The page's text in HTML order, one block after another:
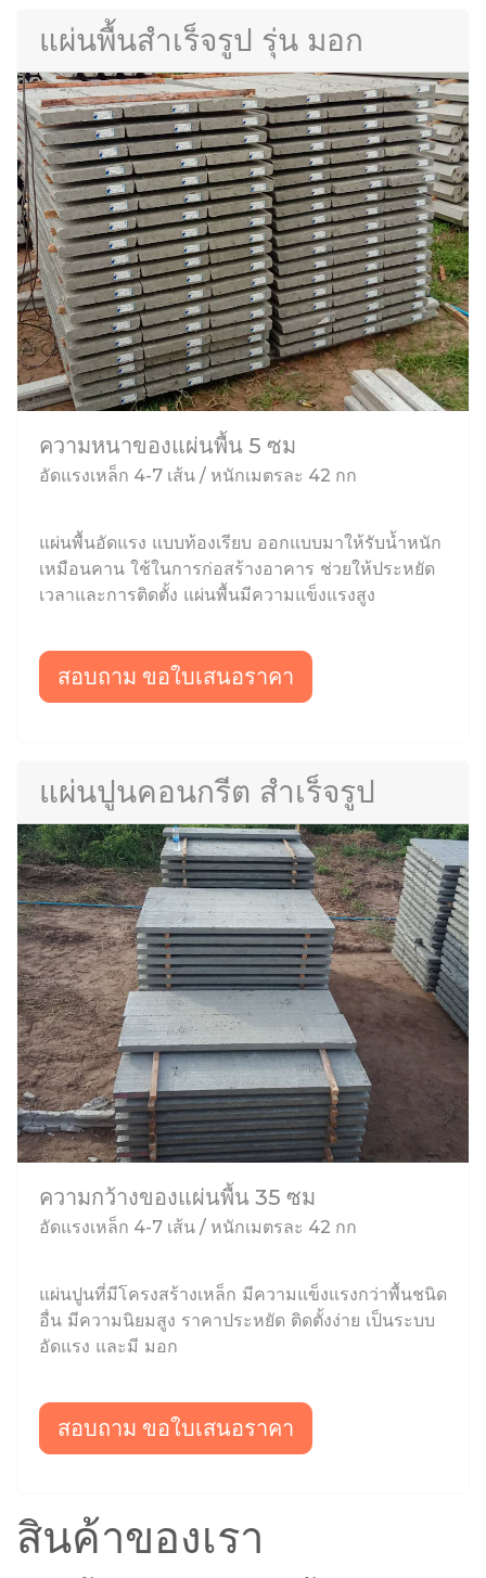
แผ่นพื้นสำเร็จรูป รุ่น มอก
ความหนาของแผ่นพื้น 5 ซม
อัดแรงเหล็ก 4-7 เส้น / หนักเมตรละ 42 กก
แผ่นพื้นอัดแรง แบบท้องเรียบ ออกแบบมาให้รับน้ำหนัก
เหมือนคาน ใช้ในการก่อสร้างอาคาร ช่วยให้ประหยัด
เวลาและการติดตั้ง แผ่นพื้นมีความแข็งแรงสูง
สอบถาม ขอใบเสนอราคา
แผ่นปูนคอนกรีต สำเร็จรูป
ความกว้างของแผ่นพื้น 35 ซม
อัดแรงเหล็ก 4-7 เส้น / หนักเมตรละ 42 กก
แผ่นปูนที่มีโครงสร้างเหล็ก มีความแข็งแรงกว่าพื้นชนิด
อื่น มีความนิยมสูง ราคาประหยัด ติดตั้งง่าย เป็นระบบ
อัดแรง และมี มอก
สอบถาม ขอใบเสนอราคา
สินค้าของเรา